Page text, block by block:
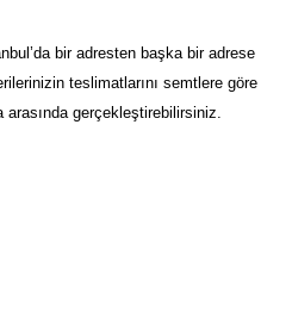
bir adresten başka bir adrese
teslimatlarını semtlere göre
gerçekleştirebilirsiniz.